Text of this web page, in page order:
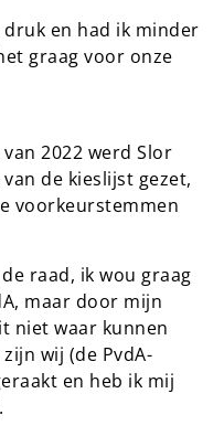
en had ik minder
graag voor onze
2022 werd Slor
de kieslijst gezet,
voorkeurstemmen
raad, ik wou graag
maar door mijn
niet waar kunnen
wij (de PvdA-
en heb ik mij